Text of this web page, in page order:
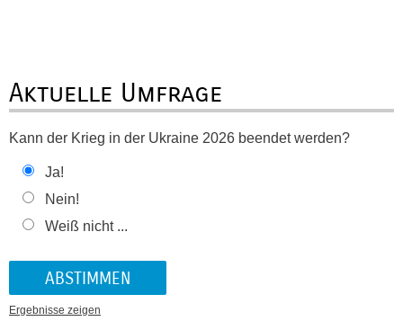
Aktuelle Umfrage
Kann der Krieg in der Ukraine 2026 beendet werden?
Ja!
Nein!
Weiß nicht ...
Ergebnisse zeigen